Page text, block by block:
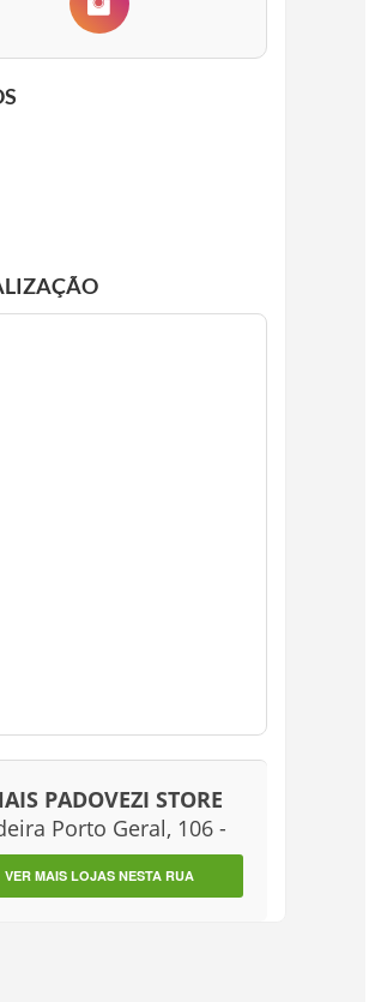
PADOVEZI STORE
Porto Geral, 106 -
VER MAIS LOJAS NESTA RUA